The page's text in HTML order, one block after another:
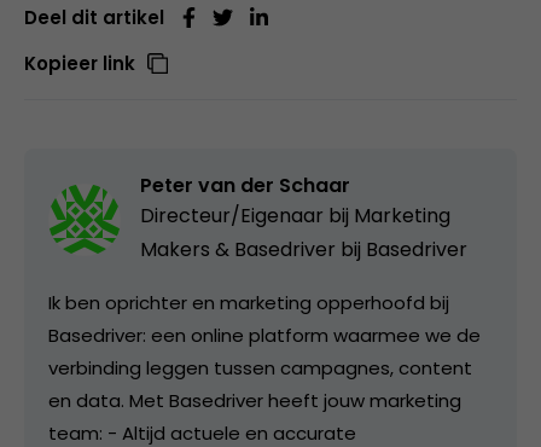
Deel dit artikel
Kopieer link
Peter van der Schaar
Directeur/Eigenaar bij Marketing
Makers & Basedriver bij Basedriver
Ik ben oprichter en marketing opperhoofd bij
Basedriver: een online platform waarmee we de
verbinding leggen tussen campagnes, content
en data. Met Basedriver heeft jouw marketing
team: - Altijd actuele en accurate